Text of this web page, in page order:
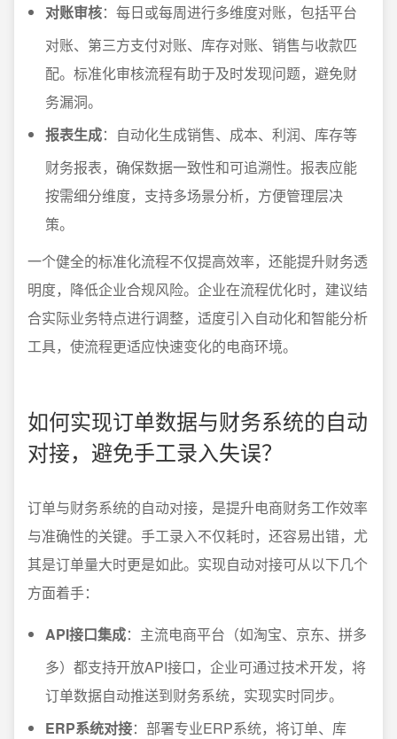
对账审核：每日或每周进行多维度对账，包括平台
对账、第三方支付对账、库存对账、销售与收款匹
配。标准化审核流程有助于及时发现问题，避免财
务漏洞。
报表生成：自动化生成销售、成本、利润、库存等
财务报表，确保数据一致性和可追溯性。报表应能
按需细分维度，支持多场景分析，方便管理层决
策。
一个健全的标准化流程不仅提高效率，还能提升财务透
明度，降低企业合规风险。企业在流程优化时，建议结
合实际业务特点进行调整，适度引入自动化和智能分析
工具，使流程更适应快速变化的电商环境。
如何实现订单数据与财务系统的自动
对接，避免手工录入失误？
订单与财务系统的自动对接，是提升电商财务工作效率
与准确性的关键。手工录入不仅耗时，还容易出错，尤
其是订单量大时更是如此。实现自动对接可从以下几个
方面着手：
API接口集成：主流电商平台（如淘宝、京东、拼多
多）都支持开放API接口，企业可通过技术开发，将
订单数据自动推送到财务系统，实现实时同步。
ERP系统对接：部署专业ERP系统，将订单、库